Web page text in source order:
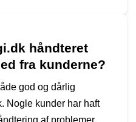
håndteret
fra kunderne?
god og dårlig
Nogle kunder har haft
af problemer,